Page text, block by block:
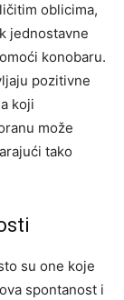
oblicima,
jednostavne
konobaru.
pozitivne
koji
može
tako
su one koje
spontanost i